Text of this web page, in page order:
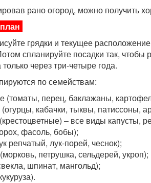
рано огород, можно получить
грядки и текущее
спланируйте посадки так,
через три-четыре года.
по семействам:
(томаты, перец, баклажаны,
кабачки, тыквы, патиссоны,
– все виды капусты,
фасоль, бобы);
репчатый, лук-порей, чеснок);
петрушка, сельдерей, укроп);
шпинат, мангольд);